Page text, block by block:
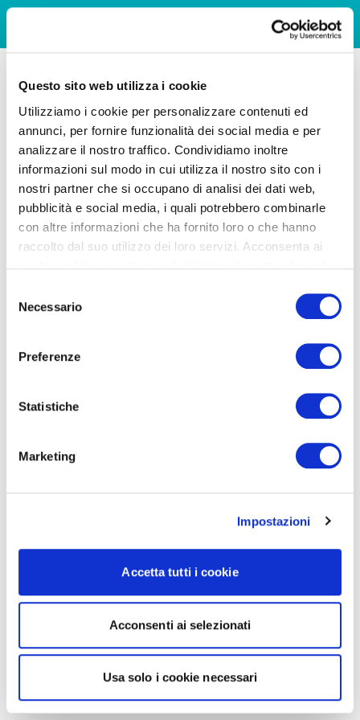
Questo sito web utilizza i cookie
Utilizziamo i cookie per personalizzare contenuti ed
annunci, per fornire funzionalità dei social media e per
analizzare il nostro traffico. Condividiamo inoltre
informazioni sul modo in cui utilizza il nostro sito con i
nostri partner che si occupano di analisi dei dati web,
pubblicità e social media, i quali potrebbero combinarle
con altre informazioni che ha fornito loro o che hanno
raccolto dal suo utilizzo dei loro servizi. Acconsenta ai
delNecessario
Preferenze
Statistiche
Marketing
Impostazioni
Accetta tutti i cookie
Acconsenti ai selezionati
Usa solo i cookie necessari